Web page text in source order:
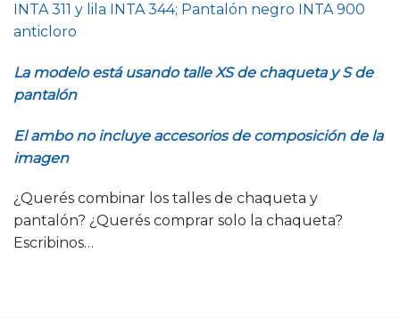
INTA 311 y lila INTA 344; Pantalón negro INTA 900
anticloro
La modelo está usando talle XS de chaqueta y S de
pantalón
El ambo no incluye accesorios de composición de la
imagen
¿Querés combinar los talles de chaqueta y
pantalón? ¿Querés comprar solo la chaqueta?
Escribinos…